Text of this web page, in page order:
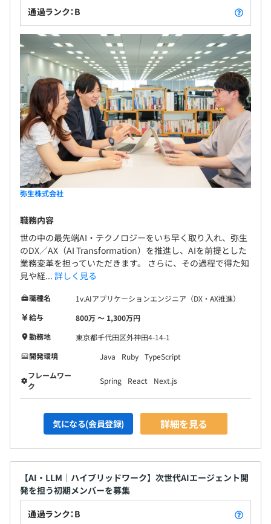
通過ランク：B
弥生株式会社
職務内容
世の中の最先端AI・テクノロジーをいち早く取り入れ、弥生
のDX／AX（AI Transformation）を推進し、AIを前提とした
業務変革を担っていただきます。 さらに、その過程で得た知
見や経... 詳しく見る
職種名
1v.AIアプリケーションエンジニア（DX・AX推進）
給与
800万 〜 1,300万円
勤務地
東京都千代田区外神田4-14-1
開発環境
Java Ruby TypeScript
フレームワー
ク
Spring React Next.js
気になる(会員登録) 詳細を見る
【AI・LLM｜ハイブリッドワーク】次世代AIエージェント開
発を担う初期メンバーを募集
通過ランク：B